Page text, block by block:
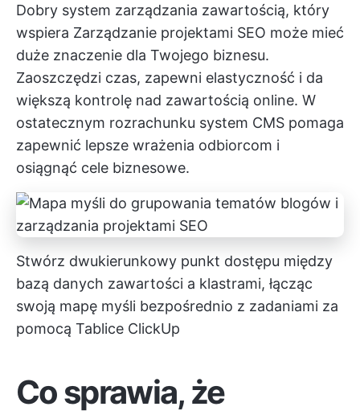
Dobry system zarządzania zawartością, który
wspiera Zarządzanie projektami SEO może mieć
duże znaczenie dla Twojego biznesu.
Zaoszczędzi czas, zapewni elastyczność i da
większą kontrolę nad zawartością online. W
ostatecznym rozrachunku system CMS pomaga
zapewnić lepsze wrażenia odbiorcom i
osiągnąć cele biznesowe.
Stwórz dwukierunkowy punkt dostępu między
bazą danych zawartości a klastrami, łącząc
swoją mapę myśli bezpośrednio z zadaniami za
pomocą Tablice ClickUp
Co sprawia, że